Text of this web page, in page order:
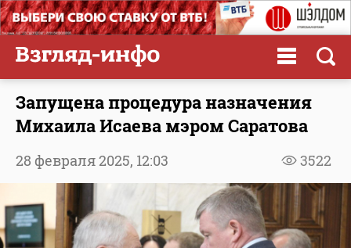
Запущена процедура назначения
Михаила Исаева мэром Саратова
3522
28 февраля 2025, 12:03